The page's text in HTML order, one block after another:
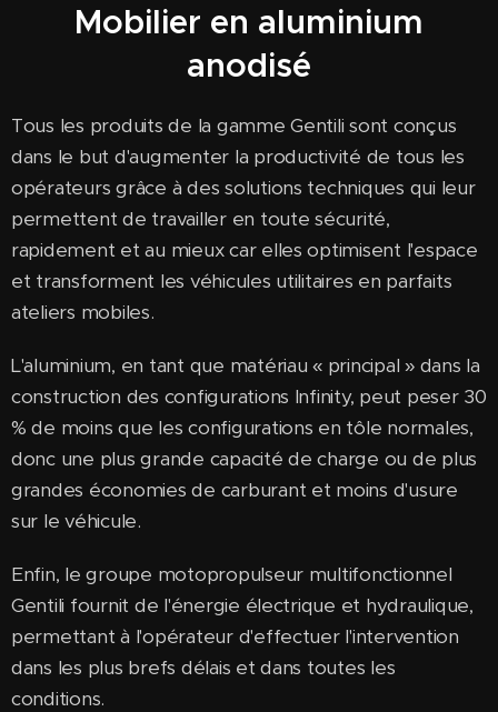
Mobilier en aluminium
anodisé
Tous les produits de la gamme Gentili sont conçus
dans le but d'augmenter la productivité de tous les
opérateurs grâce à des solutions techniques qui leur
permettent de travailler en toute sécurité,
rapidement et au mieux car elles optimisent l'espace
et transforment les véhicules utilitaires en parfaits
ateliers mobiles.
L'aluminium, en tant que matériau « principal » dans la
construction des configurations Infinity, peut peser 30
% de moins que les configurations en tôle normales,
donc une plus grande capacité de charge ou de plus
grandes économies de carburant et moins d'usure
sur le véhicule.
Enfin, le groupe motopropulseur multifonctionnel
Gentili fournit de l'énergie électrique et hydraulique,
permettant à l'opérateur d'effectuer l'intervention
dans les plus brefs délais et dans toutes les
conditions.